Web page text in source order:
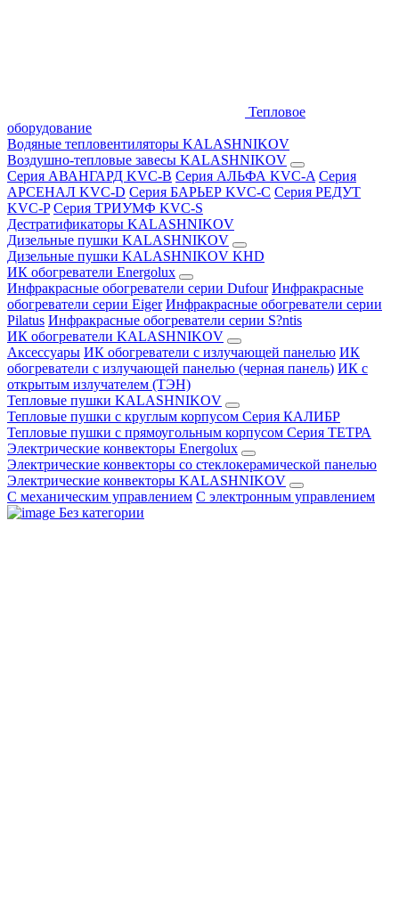
Тепловое
оборудование
Водяные тепловентиляторы KALASHNIKOV
Воздушно-тепловые завесы KALASHNIKOV
Серия АВАНГАРД KVC-B Серия АЛЬФА KVC-A Серия
АРСЕНАЛ KVC-D Серия БАРЬЕР KVC-C Серия РЕДУТ
KVC-P Серия ТРИУМФ KVC-S
Дестратификаторы KALASHNIKOV
Дизельные пушки KALASHNIKOV
Дизельные пушки KALASHNIKOV KHD
ИК обогреватели Energolux
Инфракрасные обогреватели серии Dufour Инфракрасные
обогреватели серии Eiger Инфракрасные обогреватели серии
Pilatus Инфракрасные обогреватели серии S?ntis
ИК обогреватели KALASHNIKOV
Аксессуары ИК обогреватели с излучающей панелью ИК
обогреватели с излучающей панелью (черная панель) ИК с
открытым излучателем (ТЭН)
Тепловые пушки KALASHNIKOV
Тепловые пушки с круглым корпусом Серия КАЛИБР
Тепловые пушки с прямоугольным корпусом Серия ТЕТРА
Электрические конвекторы Energolux
Электрические конвекторы со стеклокерамической панелью
Электрические конвекторы KALASHNIKOV
С механическим управлением С электронным управлением
Без категории